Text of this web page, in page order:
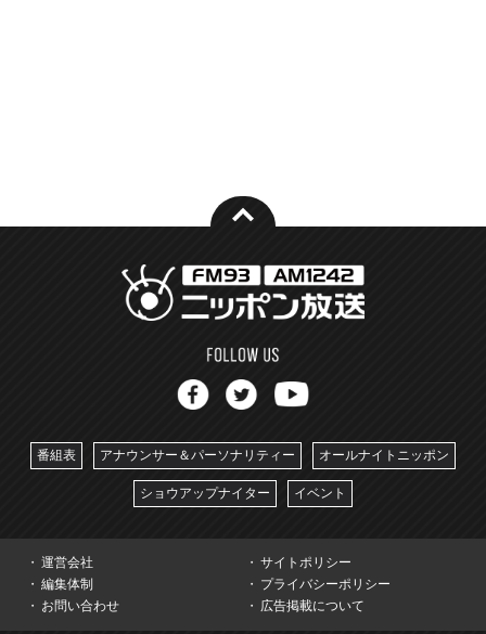
番組表 アナウンサー＆パーソナリティー オールナイトニッポン
ショウアップナイター イベント
運営会社
サイトポリシー
編集体制
プライバシーポリシー
お問い合わせ
広告掲載について